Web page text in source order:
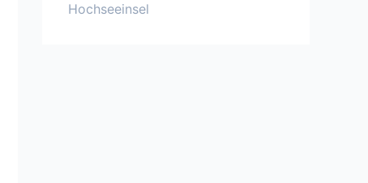
Hochseeinsel